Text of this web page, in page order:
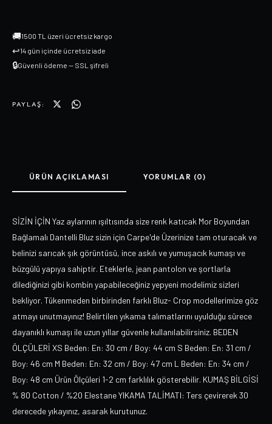
🚚1500 TL üzeri ücretsiz kargo
↩14 gün içinde ücretsiz iade
🔒Güvenli ödeme — SSL şifreli
PAYLAŞ:
ÜRÜN AÇIKLAMASI YORUMLAR (0)
SİZİN İÇİN Yaz aylarının ışıltısında size renk katıcak Mor Boyundan
Bağlamalı Dantelli Bluz sizin için Carpe'de Üzerinize tam oturacak ve
belinizi sarıcak şık görüntüsü, ince askılı ve yumuşacık kumaşı ve
büzgülü yapıya sahiptir. Eteklerle, jean pantolon ve şortlarla
dilediğinizi gibi kombin yapabileceğiniz yepyeni modelimiz sizleri
bekliyor. Tükenmeden birbirinden farklı Bluz- Crop modellerimize göz
atmayı unutmayınız! Belirtilen yıkama talımatlarını uyulduğu sürece
dayanıklı kumaşı ile uzun yıllar güvenle kullanılabilirsiniz. BEDEN
ÖLÇÜLERİ XS Beden: En: 30 cm / Boy: 44 cm S Beden: En: 31 cm /
Boy: 46 cm M Beden: En: 32 cm / Boy: 47 cm L Beden: En: 34 cm /
Boy: 48 cm Ürün Ölçüleri 1-2 cm farklılık gösterebilir. KUMAŞ BİLGİSİ
% 80 Cotton / %20 Elestane YIKAMA TALİMATI: Ters çevirerek 30
derecede yıkayınız, asarak kurutunuz.